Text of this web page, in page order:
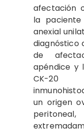
afectación
la
anexial
diagnóstico
de
apéndice y
CK-
un origen